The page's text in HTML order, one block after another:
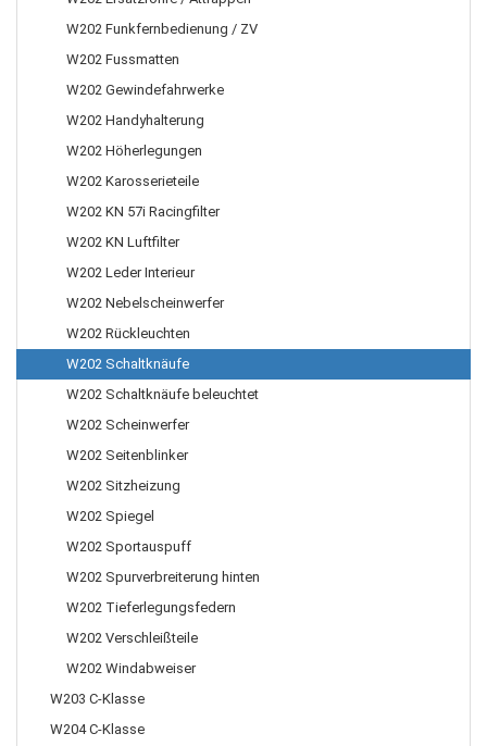
W202 Funkfernbedienung / ZV
W202 Fussmatten
W202 Gewindefahrwerke
W202 Handyhalterung
W202 Höherlegungen
W202 Karosserieteile
W202 KN 57i Racingfilter
W202 KN Luftfilter
W202 Leder Interieur
W202 Nebelscheinwerfer
W202 Rückleuchten
W202 Schaltknäufe
W202 Schaltknäufe beleuchtet
W202 Scheinwerfer
W202 Seitenblinker
W202 Sitzheizung
W202 Spiegel
W202 Sportauspuff
W202 Spurverbreiterung hinten
W202 Tieferlegungsfedern
W202 Verschleißteile
W202 Windabweiser
W203 C-Klasse
W204 C-Klasse